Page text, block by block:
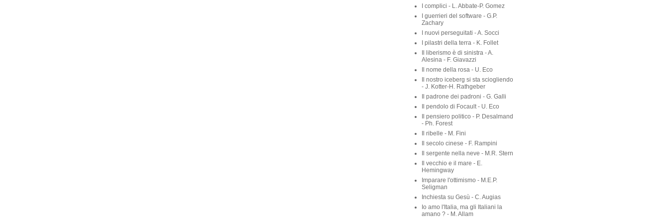
I complici - L. Abbate-P. Gomez
I guerrieri del software - G.P.
Zachary
I nuovi perseguitati - A. Socci
I pilastri della terra - K. Follet
Il liberismo è di sinistra - A.
Alesina - F. Giavazzi
Il nome della rosa - U. Eco
Il nostro iceberg si sta sciogliendo
- J. Kotter-H. Rathgeber
Il padrone dei padroni - G. Galli
Il pendolo di Focault - U. Eco
Il pensiero politico - P. Desalmand
- Ph. Forest
Il ribelle - M. Fini
Il secolo cinese - F. Rampini
Il sergente nella neve - M.R. Stern
Il vecchio e il mare - E.
Hemingway
Imparare l'ottimismo - M.E.P.
Seligman
Inchiesta su Gesù - C. Augias
Io amo l'Italia, ma gli Italiani la
amano ? - M. Allam